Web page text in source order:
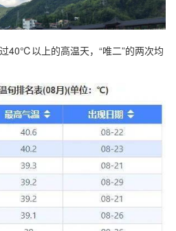
40℃以上的高温天，“唯二”的两次均